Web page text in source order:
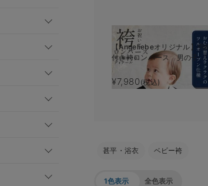
【Angeliebeオリジナル】羽織
付き袴ロンパース 男の子
¥7,980 (税込)
甚平・浴衣 ベビー袴
1色表示 全色表示